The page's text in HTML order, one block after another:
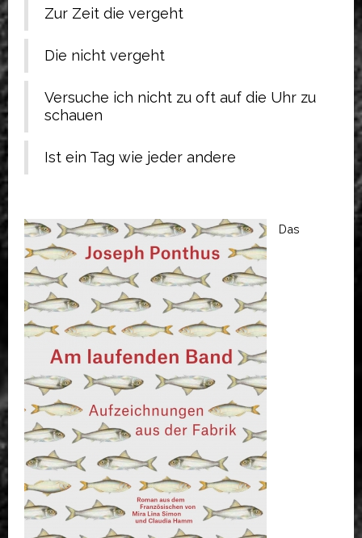
Zur Zeit die vergeht
Die nicht vergeht
Versuche ich nicht zu oft auf die Uhr zu
schauen
Ist ein Tag wie jeder andere
Das